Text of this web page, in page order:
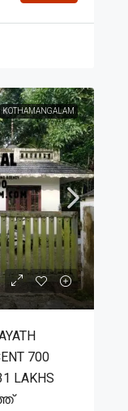
KOTHAMANGALAM
700
LAKHS